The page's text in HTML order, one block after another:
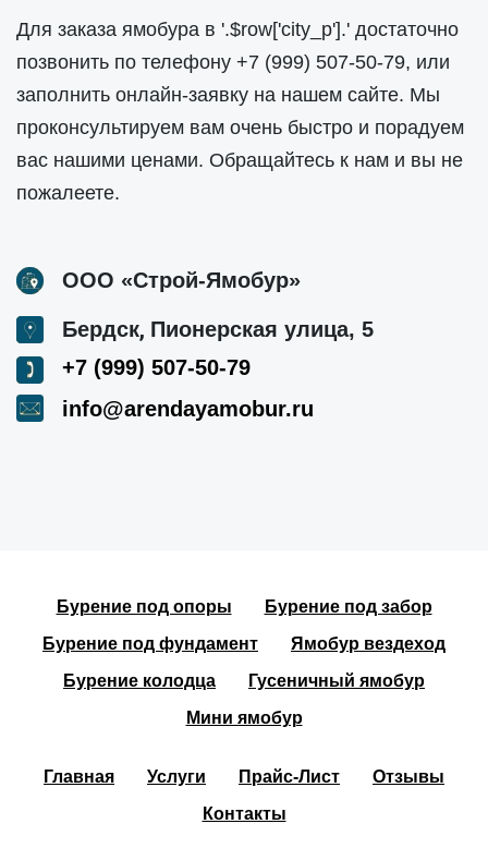
Для заказа ямобура в '.$row['city_p'].' достаточно
позвонить по телефону +7 (999) 507-50-79, или
заполнить онлайн-заявку на нашем сайте. Мы
проконсультируем вам очень быстро и порадуем
вас нашими ценами. Обращайтесь к нам и вы не
пожалеете.
ООО «Строй-Ямобур»
Бердск, Пионерская улица, 5
+7 (999) 507-50-79
info@arendayamobur.ru
Бурение под опоры
Бурение под забор
Бурение под фундамент
Ямобур вездеход
Бурение колодца
Гусеничный ямобур
Мини ямобур
Главная Услуги Прайс-Лист
Отзывы
Контакты